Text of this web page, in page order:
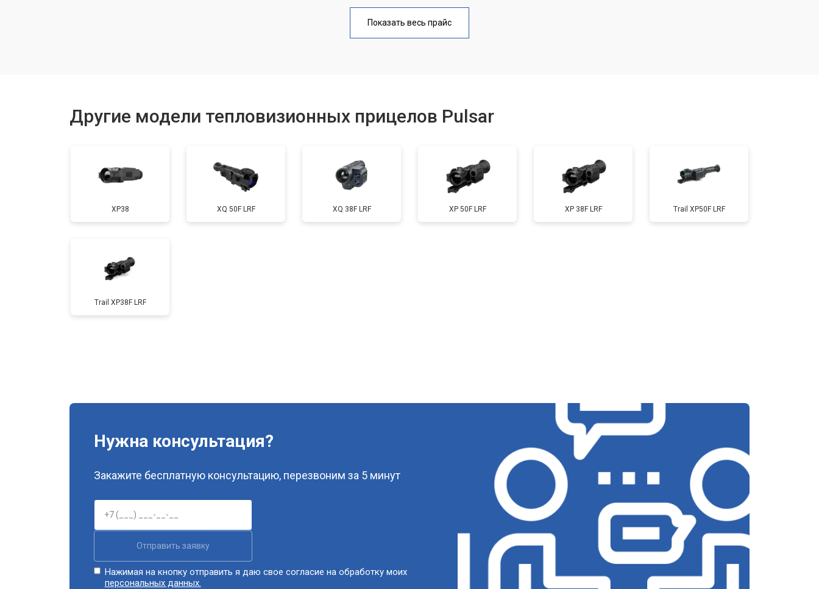
от 170 мин
Показать весь прайс
Другие модели тепловизионных прицелов Pulsar
XP38 XQ 50F LRF XQ 38F LRF XP 50F LRF XP 38F LRF Trail XP50F LRF
Trail XP38F LRF
Нужна консультация?
Закажите бесплатную консультацию, перезвоним за 5 минут
Отправить заявку
Нажимая на кнопку отправить я даю свое согласие на обработку моих
персональных данных.